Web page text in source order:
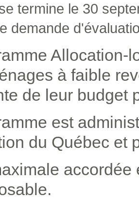
termine le 30
demande
Allocation-
à faible
de leur budget
est
du Québec et